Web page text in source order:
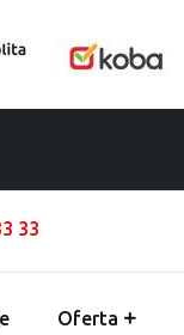
33
Oferta